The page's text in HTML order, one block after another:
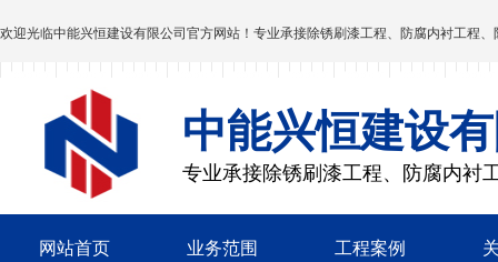
欢迎光临中能兴恒建设有限公司 官方网站！专业承接除锈刷漆工程、防腐内衬工程
中能兴恒建设
专业承接除锈刷漆工程、防腐内衬
网站首页 业务范围 工程案例